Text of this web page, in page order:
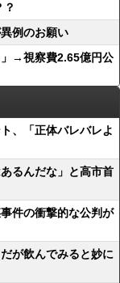
例のお願い
」→視察費2.65億円公
、「正体バレバレよ
るんだな」と高市首
件の衝撃的な公判が
が飲んでみると妙に